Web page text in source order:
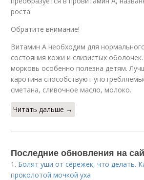
роста.
Обратите внимание!
Витамин А необходим для
состояния кожи и слизистых
морковь особенно полезна детям.
каротина способствуют
сметана, сливочное масло, молоко.
Читать дальше →
Последние обновления на
1. Болят уши от сережек, что делать.
проколотой мочкой уха